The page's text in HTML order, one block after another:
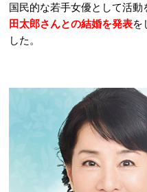
国民的な若手女優として活動
田太郎さんとの結婚を発表を
した。